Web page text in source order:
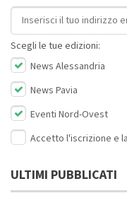
Indirizzo email
Scegli le tue edizioni:
News Alessandria
News Pavia
Eventi Nord-Ovest
Accetto l'iscrizione e la
ULTIMI PUBBLICATI